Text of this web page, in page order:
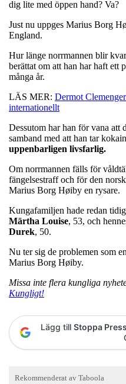
dig lite med öppen hand? Va?
Just nu uppges Marius Borg
England.
Hur länge norrmannen blir
berättat om att han har haft ett
många år.
LÄS MER: Dermot
internationellt
Dessutom har han för vana
samband med att han tar
uppenbarligen livsfarlig.
Om norrmannen fälls för
fängelsestraff och för den
Marius Borg Høiby en rysare.
Kungafamiljen hade redan
Märtha Louise, 53, och
Durek, 50.
Nu ter sig de problemen som
Marius Borg Høiby.
Missa inte flera kungliga
Kungligt!
Lägg till Stoppa